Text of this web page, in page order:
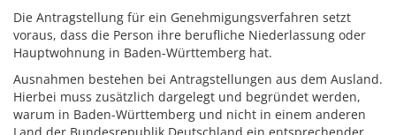
Die Antragstellung für ein Genehmigungsverfahren setzt
voraus, dass die Person ihre berufliche Niederlassung oder
Hauptwohnung in Baden-Württemberg hat.
Ausnahmen bestehen bei Antragstellungen aus dem Ausland.
Hierbei muss zusätzlich dargelegt und begründet werden,
warum in Baden-Württemberg und nicht in einem anderen